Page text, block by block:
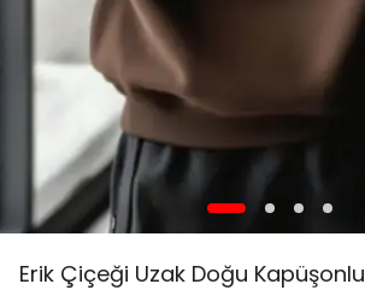
Erik Çiçeği Uzak Doğu Kapüşonlu